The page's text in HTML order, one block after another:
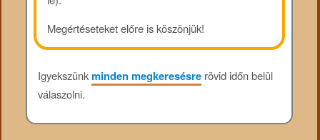
Megértéseteket előre is köszönjük!
Igyekszünkminden megkeresésrerövid időn belül
válaszolni.